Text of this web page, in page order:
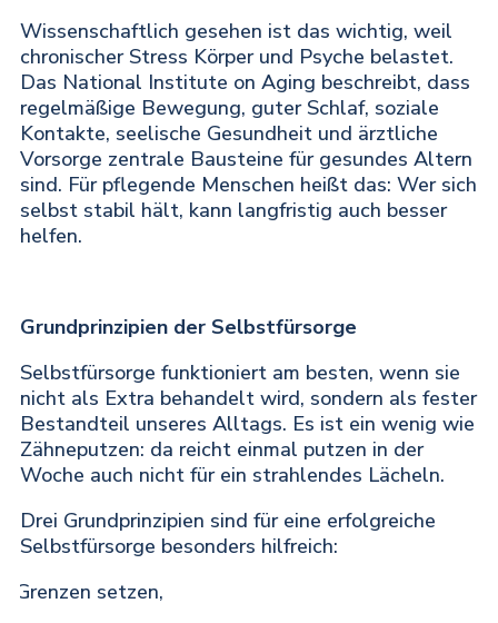
Wissenschaftlich gesehen ist das wichtig, weil
chronischer Stress Körper und Psyche belastet.
Das National Institute on Aging beschreibt, dass
regelmäßige Bewegung, guter Schlaf, soziale
Kontakte, seelische Gesundheit und ärztliche
Vorsorge zentrale Bausteine für gesundes Altern
sind. Für pflegende Menschen heißt das: Wer sich
selbst stabil hält, kann langfristig auch besser
helfen.
Grundprinzipien der Selbstfürsorge
Selbstfürsorge funktioniert am besten, wenn sie
nicht als Extra behandelt wird, sondern als fester
Bestandteil unseres Alltags. Es ist ein wenig wie
Zähneputzen: da reicht einmal putzen in der
Woche auch nicht für ein strahlendes Lächeln.
Drei Grundprinzipien sind für eine erfolgreiche
Selbstfürsorge besonders hilfreich:
Grenzen setzen,